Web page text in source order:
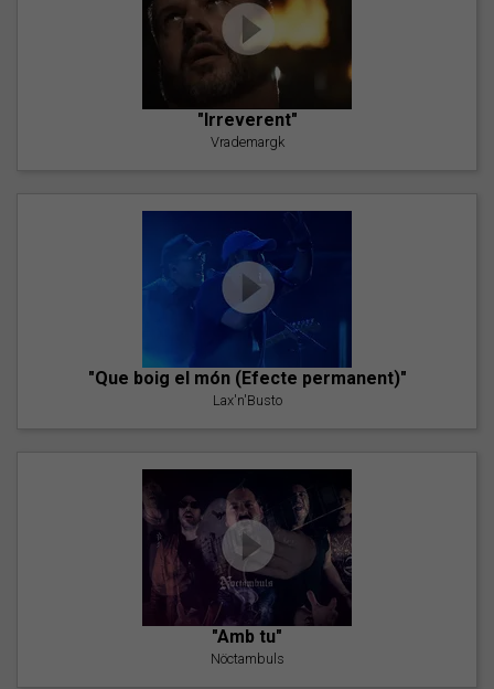
"Irreverent"
Vrademargk
"Que boig el món (Efecte permanent)"
Lax'n'Busto
"Amb tu"
Nöctambuls